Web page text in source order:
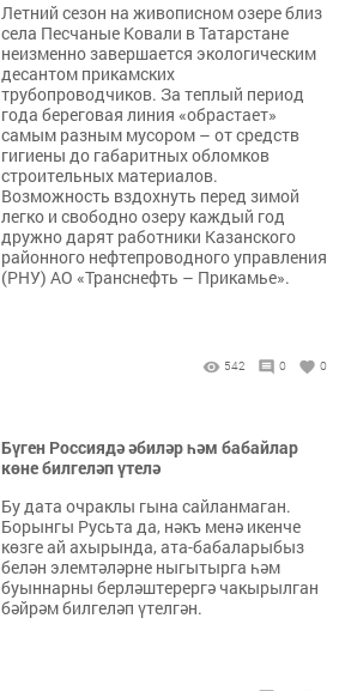
Летний сезон на живописном озере близ
села Песчаные Ковали в Татарстане
неизменно завершается экологическим
десантом прикамских
трубопроводчиков. За теплый период
года береговая линия «обрастает»
самым разным мусором – от средств
гигиены до габаритных обломков
строительных материалов.
Возможность вздохнуть перед зимой
легко и свободно озеру каждый год
дружно дарят работники Казанского
районного нефтепроводного управления
(РНУ) АО «Транснефть – Прикамье».
542 0 0
Бүген Россиядә әбиләр һәм бабайлар
көне билгеләп үтелә
Бу дата очраклы гына сайланмаган.
Борынгы Русьта да, нәкъ менә икенче
көзге ай ахырында, ата-бабаларыбыз
белән элемтәләрне ныгытырга һәм
буыннарны берләштерергә чакырылган
бәйрәм билгеләп үтелгән.